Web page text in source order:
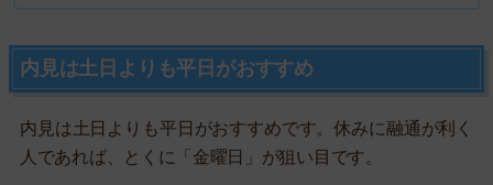
内見は土日よりも平日がおすすめ
内見は土日よりも平日がおすすめです。休みに融通が利く
人であれば、とくに「金曜日」が狙い目です。